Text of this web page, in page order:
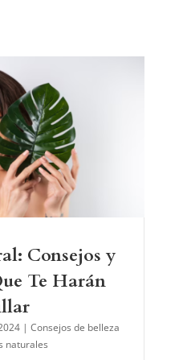
Consejos y
Te Harán
|Consejos de belleza
naturales